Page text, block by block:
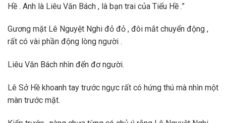
Hề . Anh là Liêu Văn Bách , là bạn trai của Tiểu Hề .”
Gương mặt Lê Nguyệt Nghi đỏ đỏ , đôi mắt chuyển động ,
rất có vài phần động lòng người .
Liêu Văn Bách nhìn đến đơ người.
Lê Sở Hề khoanh tay trước ngực rất có hứng thú mà nhìn một
màn trước mặt.